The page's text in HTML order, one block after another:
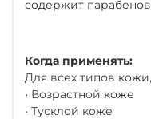
содержит
Когда применять:
Для всех типов
• Возрастной коже
• Тусклой коже